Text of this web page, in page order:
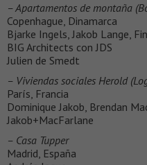
– Apartamentos de montaña
Copenhague, Dinamarca
Bjarke Ingels, Jakob Lange,
BIG Architects con JDS
Julien de Smedt
– Viviendas sociales Herold
París, Francia
Dominique Jakob, Brendan
Jakob+MacFarlane
– Casa Tupper
Madrid, España